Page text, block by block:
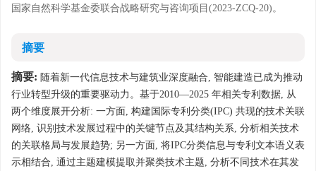
国家自然科学基金委联合战略研究与咨询项目(2023-ZCQ-20)。
摘要
摘要: 随着新一代信息技术与建筑业深度融合, 智能建造已成为推动
行业转型升级的重要驱动力。基于2010—2025 年相关专利数据, 从
两个维度展开分析: 一方面, 构建国际专利分类(IPC) 共现的技术关联
网络, 识别技术发展过程中的关键节点及其结构关系, 分析相关技术
的关联格局与发展趋势; 另一方面, 将IPC分类信息与专利文本语义表
示相结合, 通过主题建模提取并聚类技术主题, 分析不同技术在其发